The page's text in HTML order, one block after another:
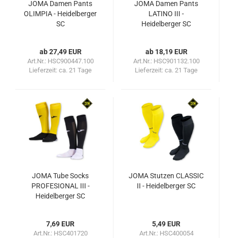
JOMA Damen Pants
OLIMPIA - Heidelberger
SC
ab 27,49 EUR
Art.Nr.: HSC900447.100
Lieferzeit: ca. 21 Tage
JOMA Damen Pants
LATINO III -
Heidelberger SC
ab 18,19 EUR
Art.Nr.: HSC901132.100
Lieferzeit: ca. 21 Tage
JOMA Tube Socks
PROFESIONAL III -
Heidelberger SC
7,69 EUR
Art.Nr.: HSC401720
JOMA Stutzen CLASSIC
II - Heidelberger SC
5,49 EUR
Art.Nr.: HSC400054